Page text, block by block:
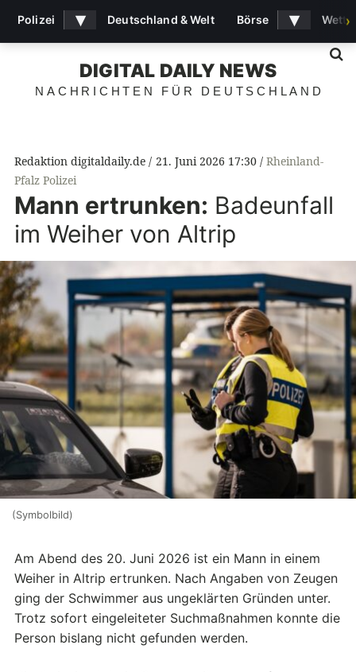
DIGITAL DAILY NEWS
NACHRICHTEN FÜR DEUTSCHLAND
Redaktion digitaldaily.de 21. Juni 2026 17:30
Rheinland-
Pfalz Polizei
Mann ertrunken: Badeunfall
im Weiher von Altrip
(Symbolbild)
Am Abend des 20. Juni 2026 ist ein Mann in einem
Weiher in Altrip ertrunken. Nach Angaben von Zeugen
ging der Schwimmer aus ungeklärten Gründen unter.
Trotz sofort eingeleiteter Suchmaßnahmen konnte die
Person bislang nicht gefunden werden.
Polizei ▾ Deutschland & Welt Börse ▾ ›